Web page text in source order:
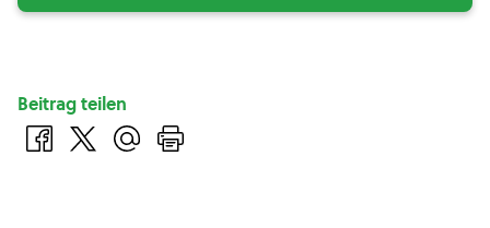
Beitrag teilen